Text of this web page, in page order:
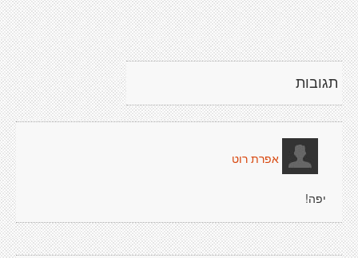
תגובות
אפרת רוט
יפה!